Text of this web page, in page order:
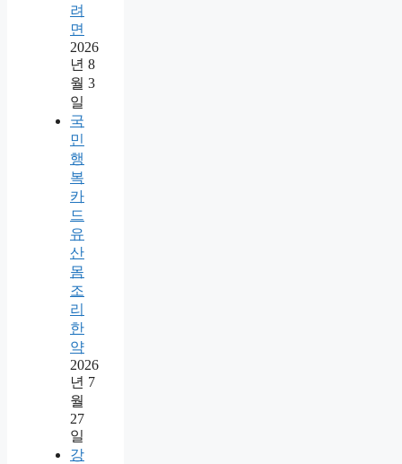
려
면
2026
년 8
월 3
일
국
민
행
복
카
드
유
산
몸
조
리
한
약
2026
년 7
월
27
일
강